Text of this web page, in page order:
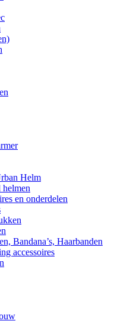
Helm
helmen
en onderdelen
Bandana’s, Haarbanden
accessoires